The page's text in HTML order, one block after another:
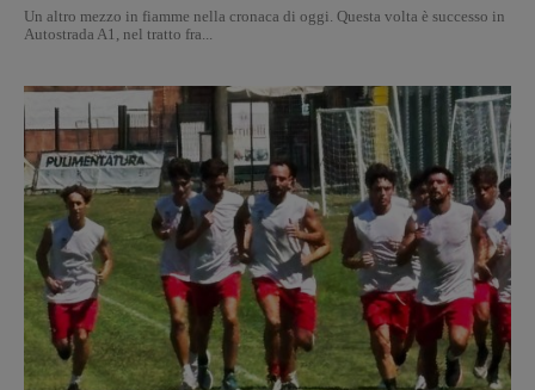
Un altro mezzo in fiamme nella cronaca di oggi. Questa volta è successo in
Autostrada A1, nel tratto fra...